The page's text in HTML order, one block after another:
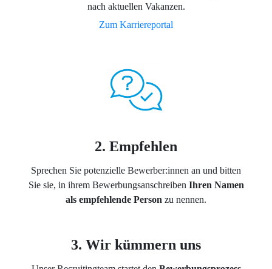
nach aktuellen Vakanzen.
Zum Karriereportal
2. Empfehlen
Sprechen Sie potenzielle Bewerber:innen an und bitten
Sie sie, in ihrem Bewerbungsanschreiben Ihren Namen
als empfehlende Person zu nennen.
3. Wir kümmern uns